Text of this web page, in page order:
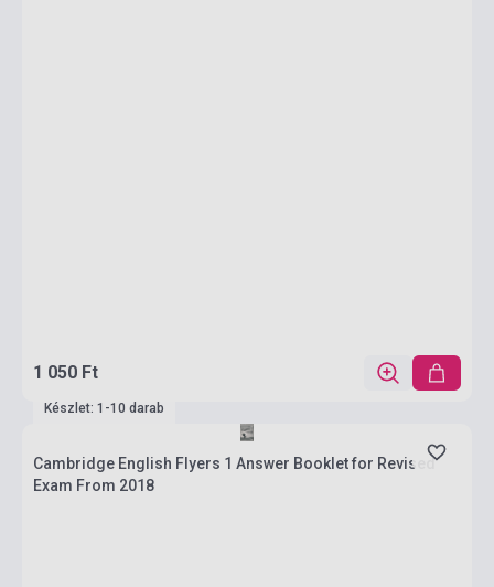
1 050 Ft
Készlet: 1-10 darab
Cambridge English Flyers 1 Answer Booklet for Revised
Exam From 2018